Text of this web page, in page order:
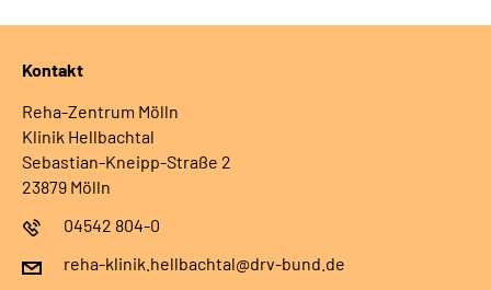
Gebärdensprache
Kontakt
Reha-Zentrum Mölln
Klinik Hellbachtal
Sebastian-Kneipp-Straße 2
23879 Mölln
04542 804-0
reha-klinik.hellbachtal@drv-bund.de